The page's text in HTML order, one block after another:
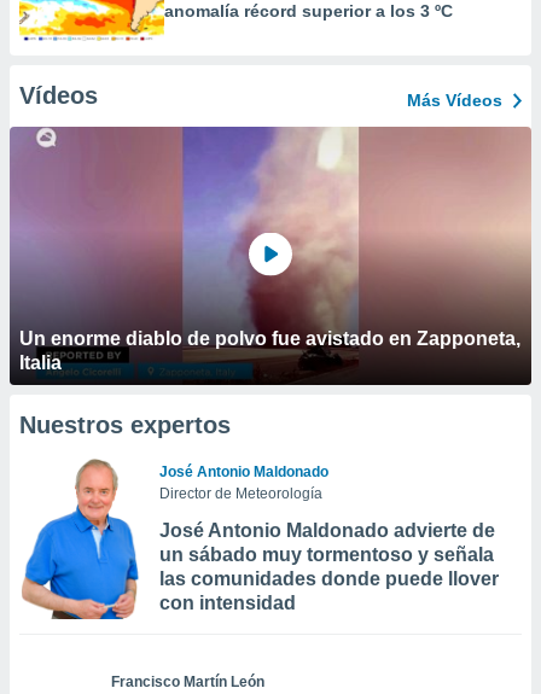
anomalía récord superior a los 3 ºC
Vídeos Más Vídeos
Un enorme diablo de polvo fue avistado en Zapponeta,
Italia
Nuestros expertos
José Antonio Maldonado
Director de Meteorología
José Antonio Maldonado advierte de
un sábado muy tormentoso y señala
las comunidades donde puede llover
con intensidad
Francisco Martín León